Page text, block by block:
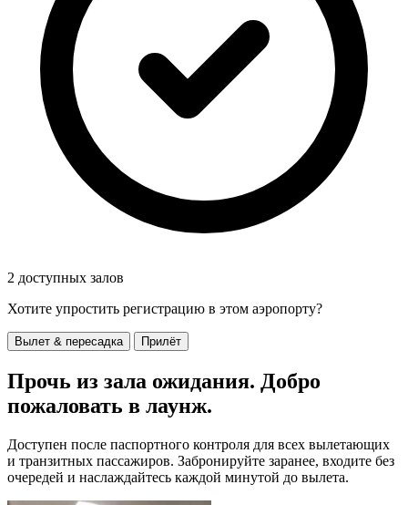
2 доступных залов
Хотите упростить регистрацию в этом аэропорту?
Вылет & пересадка Прилёт
Прочь из зала ожидания. Добро
пожаловать в лаунж.
Доступен после паспортного контроля для всех вылетающих
и транзитных пассажиров. Забронируйте заранее, входите без
очередей и наслаждайтесь каждой минутой до вылета.